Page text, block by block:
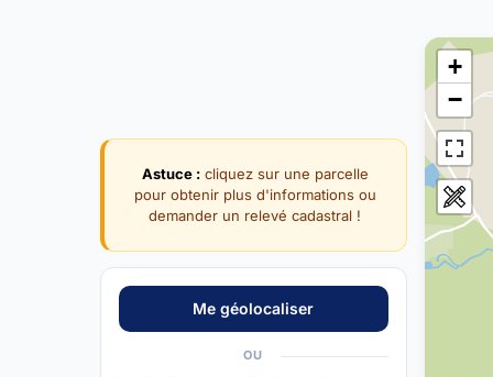
Astuce :cliquez sur une parcelle
pour obtenir plus d'informations ou
demander un relevé cadastral !
OU
+
−